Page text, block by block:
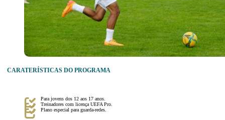
CARATERÍSTICAS DO PROGRAMA
Para jovens dos 12 aos 17 anos.
Treinadores com licença UEFA Pro.
Plano especial para guarda-redes.